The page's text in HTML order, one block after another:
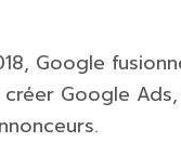
Google
Google